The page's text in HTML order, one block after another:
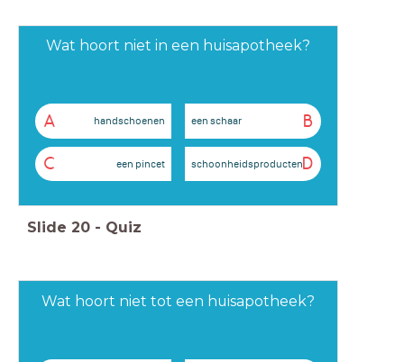
Wat hoort niet in een huisapotheek?
A handschoenen B
een schaar
C een pincet D
schoonheidsproducten
Slide 20 - Quiz
Wat hoort niet tot een huisapotheek?